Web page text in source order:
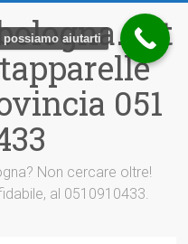
051
Non cercare oltre!
al 0510910433.
possiamo aiutarti